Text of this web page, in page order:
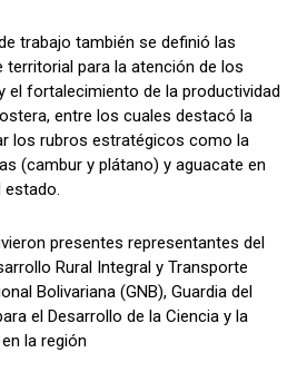
trabajo también se definió las
territorial para la atención de los
el fortalecimiento de la productividad
entre los cuales destacó la
los rubros estratégicos como la
(cambur y plátano) y aguacate en
estado.
presentes representantes del
Rural Integral y Transporte
Bolivariana (GNB), Guardia del
el Desarrollo de la Ciencia y la
la región